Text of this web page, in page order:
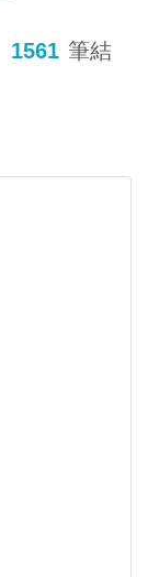
1561 筆結